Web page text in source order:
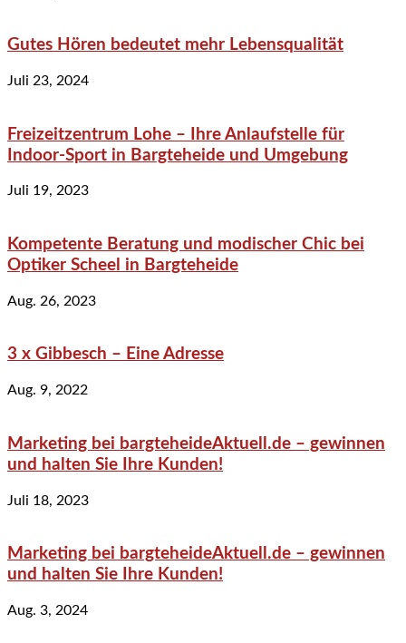
Gutes Hören bedeutet mehr Lebensqualität
Juli 23, 2024
Freizeitzentrum Lohe – Ihre Anlaufstelle für
Indoor-Sport in Bargteheide und Umgebung
Juli 19, 2023
Kompetente Beratung und modischer Chic bei
Optiker Scheel in Bargteheide
Aug. 26, 2023
3 x Gibbesch – Eine Adresse
Aug. 9, 2022
Marketing bei bargteheideAktuell.de – gewinnen
und halten Sie Ihre Kunden!
Juli 18, 2023
Marketing bei bargteheideAktuell.de – gewinnen
und halten Sie Ihre Kunden!
Aug. 3, 2024